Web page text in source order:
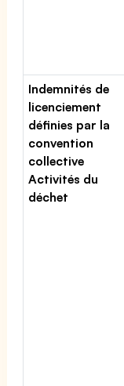
Indemnités de
licenciement
définies par la
convention
collective
Activités du
déchet